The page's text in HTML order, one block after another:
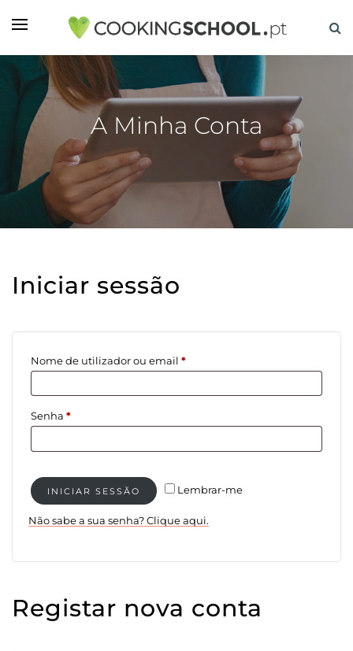
A Minha Conta
Iniciar sessão
Nome de utilizador ou email *Obrigatório
Senha *Obrigatório
Lembrar-me
INICIAR SESSÃO
Não sabe a sua senha? Clique aqui.
Registar nova conta